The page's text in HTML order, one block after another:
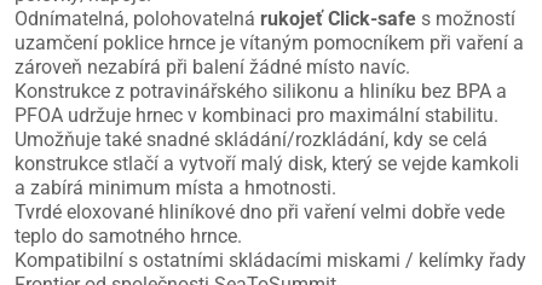
Odnímatelná, polohovatelná rukojeť Click-safe s možností
uzamčení poklice hrnce je vítaným pomocníkem při vaření a
zároveň nezabírá při balení žádné místo navíc.
Konstrukce z potravinářského silikonu a hliníku bez BPA a
PFOA udržuje hrnec v kombinaci pro maximální stabilitu.
Umožňuje také snadné skládání/rozkládání, kdy se celá
konstrukce stlačí a vytvoří malý disk, který se vejde kamkoli
a zabírá minimum místa a hmotnosti.
Tvrdé eloxované hliníkové dno při vaření velmi dobře vede
teplo do samotného hrnce.
Kompatibilní s ostatními skládacími miskami / kelímky řady